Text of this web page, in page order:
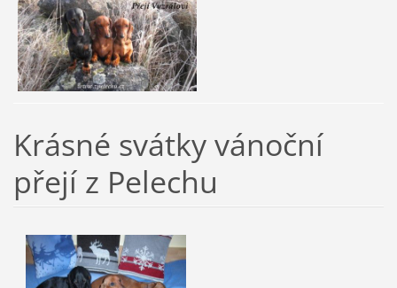
Krásné svátky vánoční
přejí z Pelechu